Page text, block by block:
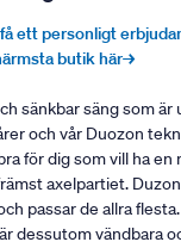
ett personligt
butik här→
sänkbar säng som
och vår Duozon
för dig som vill ha en
axelpartiet.
passar de allra
dessutom vändbara